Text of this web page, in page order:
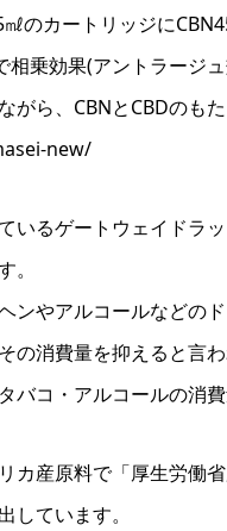
のカートリッジに
乗効果(アントラージ
がら、CBNとCBDのも
new/
いるゲートウェイドラ
。
ンやアルコールなどの
の消費量を抑えると言わ
バコ・アルコールの消費
カ産原料で「厚生労働
しています。